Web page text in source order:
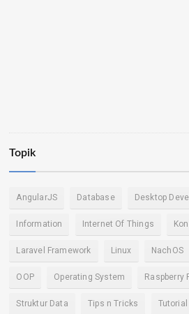
Topik
AngularJS Database Desktop
Information Internet Of Things
Laravel Framework Linux NachOS
OOP Operating System Raspberry
Struktur Data Tips n Tricks Tutorial